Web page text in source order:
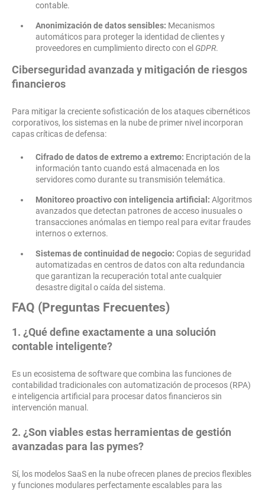
contable.
Anonimización de datos sensibles: Mecanismos
automáticos para proteger la identidad de clientes y
proveedores en cumplimiento directo con el GDPR.
Ciberseguridad avanzada y mitigación de riesgos
financieros
Para mitigar la creciente sofisticación de los ataques cibernéticos
corporativos, los sistemas en la nube de primer nivel incorporan
capas críticas de defensa:
Cifrado de datos de extremo a extremo: Encriptación de la
información tanto cuando está almacenada en los
servidores como durante su transmisión telemática.
Monitoreo proactivo con inteligencia artificial: Algoritmos
avanzados que detectan patrones de acceso inusuales o
transacciones anómalas en tiempo real para evitar fraudes
internos o externos.
Sistemas de continuidad de negocio: Copias de seguridad
automatizadas en centros de datos con alta redundancia
que garantizan la recuperación total ante cualquier
desastre digital o caída del sistema.
FAQ (Preguntas Frecuentes)
1. ¿Qué define exactamente a una solución
contable inteligente?
Es un ecosistema de software que combina las funciones de
contabilidad tradicionales con automatización de procesos (RPA)
e inteligencia artificial para procesar datos financieros sin
intervención manual.
2. ¿Son viables estas herramientas de gestión
avanzadas para las pymes?
Sí, los modelos SaaS en la nube ofrecen planes de precios flexibles
y funciones modulares perfectamente escalables para las